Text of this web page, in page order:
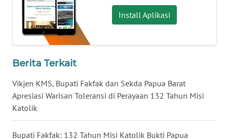
Install Aplikasi
Berita Terkait
Vikjen KMS, Bupati Fakfak dan Sekda Papua Barat
Apresiasi Warisan Toleransi di Perayaan 132 Tahun Misi
Katolik
Bupati Fakfak: 132 Tahun Misi Katolik Bukti Papua
WN
BALI
WN
WN
KALTENG
WN